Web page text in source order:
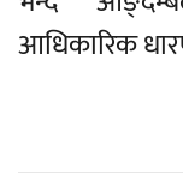
आधिकारिक